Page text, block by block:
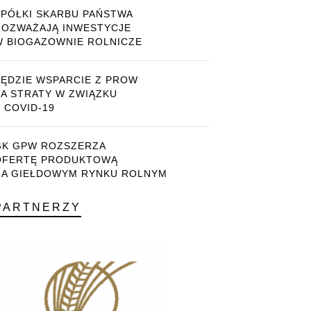
SKARBU PAŃSTWA
INWESTYCJE
BIOGAZOWNIE ROLNICZE
WSPARCIE Z PROW
STRATY W ZWIĄZKU
COVID-19
GPW ROZSZERZA
PRODUKTOWĄ
GIEŁDOWYM RYNKU ROLNYM